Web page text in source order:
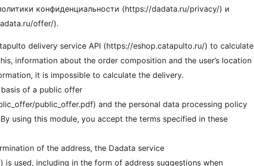
конфиденциальности (https://dadata.ru/privacy/) и
offer/).
delivery service API (https://eshop.catapulto.ru/) to calculate
information about the order composition and the user’s location
it is impossible to calculate the delivery.
of a public offer
public_offer.pdf) and the personal data processing policy
using this module, you accept the terms specified in these
of the address, the Dadata service
is used, including in the form of address suggestions when